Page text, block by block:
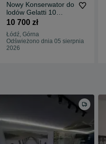
Nowy Konserwator do
lodów Gelatti 10
dystrybutor MK COLD
10 700 zł
Łódź, Górna
Odświeżono dnia 05 sierpnia
2026